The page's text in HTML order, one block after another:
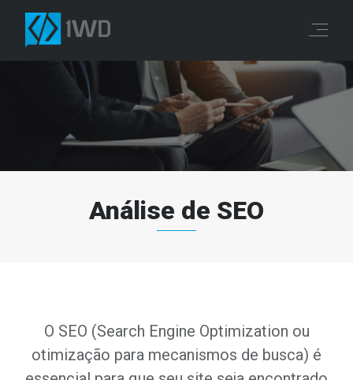
Análise de SEO
O SEO (Search Engine Optimization ou
otimização para mecanismos de busca) é